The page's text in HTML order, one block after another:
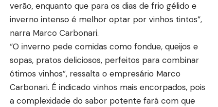
verão, enquanto que para os dias de frio gélido e
inverno intenso é melhor optar por vinhos tintos”,
narra Marco Carbonari.
“O inverno pede comidas como fondue, queijos e
sopas, pratos deliciosos, perfeitos para combinar
ótimos vinhos”, ressalta o empresário Marco
Carbonari. É indicado vinhos mais encorpados, pois
a complexidade do sabor potente fará com que